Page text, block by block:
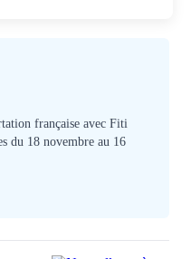
française avec Fiti
du 18 novembre au 16